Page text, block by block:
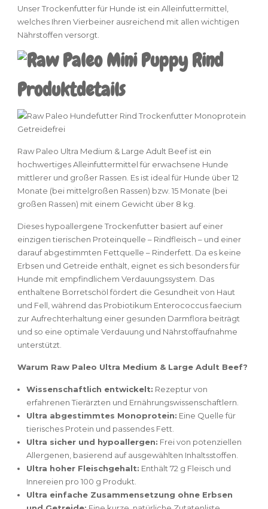
Unser Trockenfutter für Hunde ist ein Alleinfuttermittel,
welches Ihren Vierbeiner ausreichend mit allen wichtigen
Nährstoffen versorgt.
Produktdetails
Raw Paleo Ultra Medium & Large Adult Beef ist ein
hochwertiges Alleinfuttermittel für erwachsene Hunde
mittlerer und großer Rassen. Es ist ideal für Hunde über 12
Monate (bei mittelgroßen Rassen) bzw. 15 Monate (bei
großen Rassen) mit einem Gewicht über 8 kg.
Dieses hypoallergene Trockenfutter basiert auf einer
einzigen tierischen Proteinquelle – Rindfleisch – und einer
darauf abgestimmten Fettquelle – Rinderfett. Da es keine
Erbsen und Getreide enthält, eignet es sich besonders für
Hunde mit empfindlichem Verdauungssystem. Das
enthaltene Borretschöl fördert die Gesundheit von Haut
und Fell, während das Probiotikum Enterococcus faecium
zur Aufrechterhaltung einer gesunden Darmflora beiträgt
und so eine optimale Verdauung und Nährstoffaufnahme
unterstützt.
Warum Raw Paleo Ultra Medium & Large Adult Beef?
Wissenschaftlich entwickelt: Rezeptur von
erfahrenen Tierärzten und Ernährungswissenschaftlern.
Ultra abgestimmtes Monoprotein: Eine Quelle für
tierisches Protein und passendes Fett.
Ultra sicher und hypoallergen: Frei von potenziellen
Allergenen, basierend auf ausgewählten Inhaltsstoffen.
Ultra hoher Fleischgehalt: Enthält 72 g Fleisch und
Innereien pro 100 g Produkt.
Ultra einfache Zusammensetzung ohne Erbsen